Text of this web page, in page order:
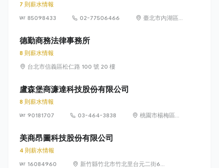
7 則薪水情報
85098433
02-77506466
臺北市內湖區
德勤商務法律事務所
8 則薪水情報
台北市信義區松仁路 100 號 20 樓
盧森堡商濂達科技股份有限公司
8 則薪水情報
90181707
03-464-3838
桃園市楊梅區高
美商昂圖科技股份有限公司
4 則薪水情報
16084960
新竹縣竹北市竹北里台元二街6號